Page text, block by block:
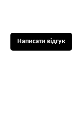
Написати відгук